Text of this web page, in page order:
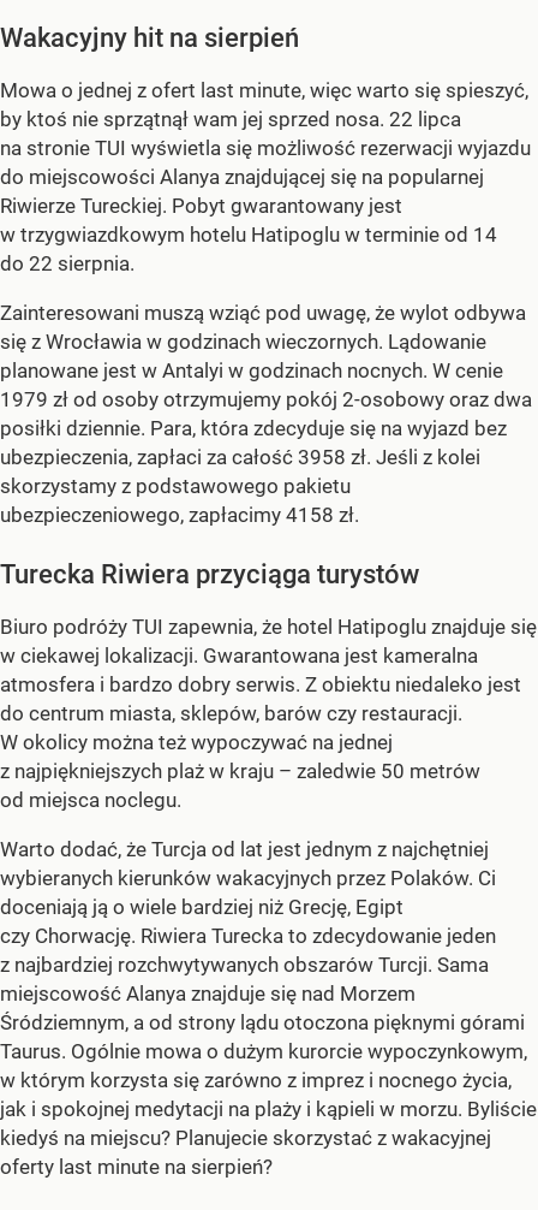
Wakacyjny hit na sierpień
Mowa o jednej z ofert last minute, więc warto się spieszyć,
by ktoś nie sprzątnął wam jej sprzed nosa. 22 lipca
na stronie TUI wyświetla się możliwość rezerwacji wyjazdu
do miejscowości Alanya znajdującej się na popularnej
Riwierze Tureckiej. Pobyt gwarantowany jest
w trzygwiazdkowym hotelu Hatipoglu w terminie od 14
do 22 sierpnia.
Zainteresowani muszą wziąć pod uwagę, że wylot odbywa
się z Wrocławia w godzinach wieczornych. Lądowanie
planowane jest w Antalyi w godzinach nocnych. W cenie
1979 zł od osoby otrzymujemy pokój 2-osobowy oraz dwa
posiłki dziennie. Para, która zdecyduje się na wyjazd bez
ubezpieczenia, zapłaci za całość 3958 zł. Jeśli z kolei
skorzystamy z podstawowego pakietu
ubezpieczeniowego, zapłacimy 4158 zł.
Turecka Riwiera przyciąga turystów
Biuro podróży TUI zapewnia, że hotel Hatipoglu znajduje się
w ciekawej lokalizacji. Gwarantowana jest kameralna
atmosfera i bardzo dobry serwis. Z obiektu niedaleko jest
do centrum miasta, sklepów, barów czy restauracji.
W okolicy można też wypoczywać na jednej
z najpiękniejszych plaż w kraju – zaledwie 50 metrów
od miejsca noclegu.
Warto dodać, że Turcja od lat jest jednym z najchętniej
wybieranych kierunków wakacyjnych przez Polaków. Ci
doceniają ją o wiele bardziej niż Grecję, Egipt
czy Chorwację. Riwiera Turecka to zdecydowanie jeden
z najbardziej rozchwytywanych obszarów Turcji. Sama
miejscowość Alanya znajduje się nad Morzem
Śródziemnym, a od strony lądu otoczona pięknymi górami
Taurus. Ogólnie mowa o dużym kurorcie wypoczynkowym,
w którym korzysta się zarówno z imprez i nocnego życia,
jak i spokojnej medytacji na plaży i kąpieli w morzu. Byliście
kiedyś na miejscu? Planujecie skorzystać z wakacyjnej
oferty last minute na sierpień?